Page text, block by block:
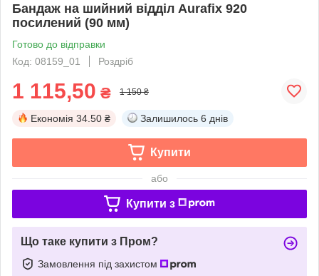
Бандаж на шийний відділ Aurafix 920
посилений (90 мм)
Готово до відправки
Код: 08159_01
Роздріб
1 115,50 ₴ 1 150 ₴
Економія 34.50 ₴ Залишилось 6 днів
Купити
або
Купити з
Що таке купити з Пром?
Замовлення під захистом